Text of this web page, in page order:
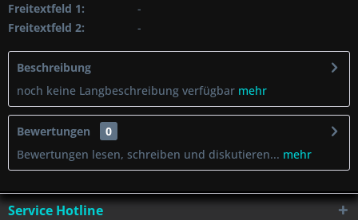
Freitextfeld 1:
-
Freitextfeld 2:
-
Beschreibung
noch keine Langbeschreibung verfügbar mehr
Bewertungen
0
Bewertungen lesen, schreiben und diskutieren... mehr
Service Hotline